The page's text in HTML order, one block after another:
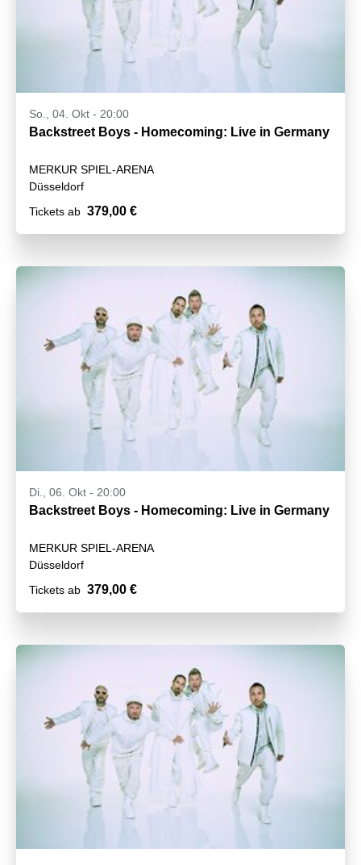
So., 04. Okt - 20:00
Backstreet Boys - Homecoming: Live in Germany
MERKUR SPIEL-ARENA
Düsseldorf
Tickets ab 379,00 €
Di., 06. Okt - 20:00
Backstreet Boys - Homecoming: Live in Germany
MERKUR SPIEL-ARENA
Düsseldorf
Tickets ab 379,00 €